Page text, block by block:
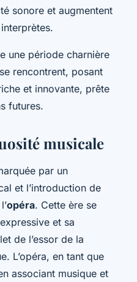
sonore et augmentent
une période charnière
rencontrent, posant
et innovante, prête
futures.
musicale
par un
et l’introduction de
opéra. Cette ère se
et sa
de l’essor de la
L’opéra, en tant que
associant musique et